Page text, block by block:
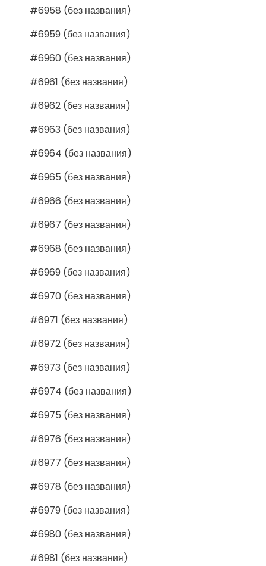
#6958 (без названия)
#6959 (без названия)
#6960 (без названия)
#6961 (без названия)
#6962 (без названия)
#6963 (без названия)
#6964 (без названия)
#6965 (без названия)
#6966 (без названия)
#6967 (без названия)
#6968 (без названия)
#6969 (без названия)
#6970 (без названия)
#6971 (без названия)
#6972 (без названия)
#6973 (без названия)
#6974 (без названия)
#6975 (без названия)
#6976 (без названия)
#6977 (без названия)
#6978 (без названия)
#6979 (без названия)
#6980 (без названия)
#6981 (без названия)